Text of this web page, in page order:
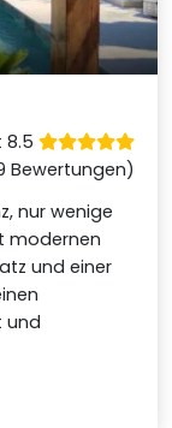
8.5
Bewertungen)
nur wenige
modernen
und einer
und